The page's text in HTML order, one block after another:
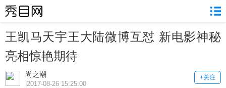
王凯马天宇王大陆微博互怼 新电影神秘
亮相惊艳期待
尚之潮 +关注
|2017-08-26 15:25:00